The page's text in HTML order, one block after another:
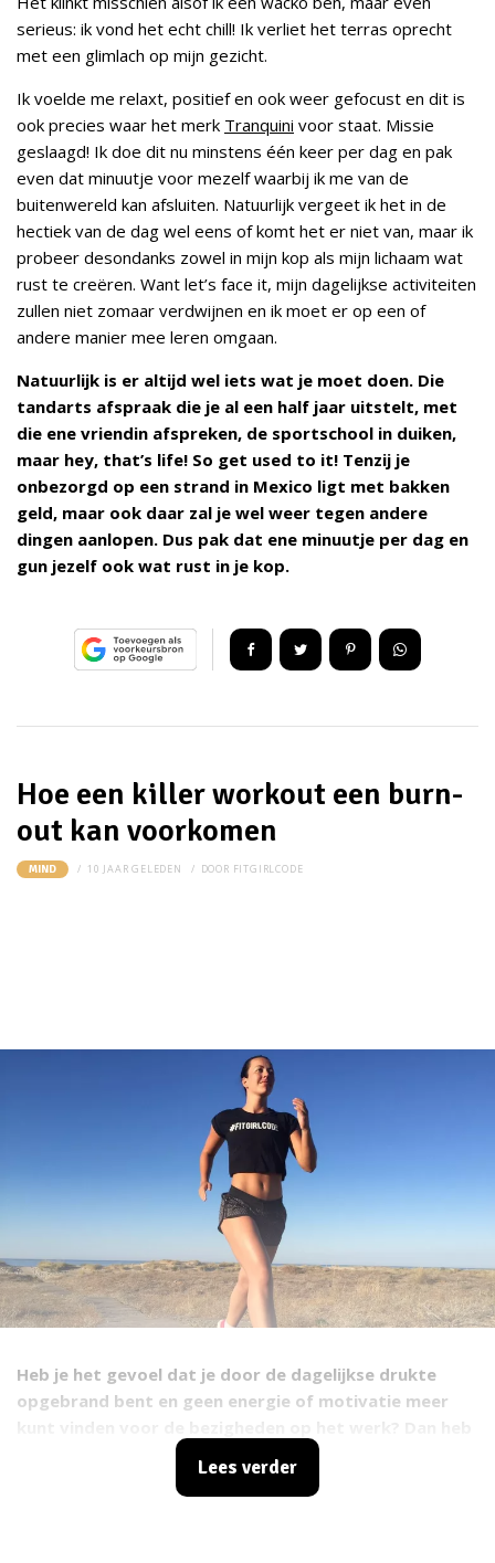
serieus: ik vond het echt chill! Ik verliet het terras oprecht
met een glimlach op mijn gezicht.
Ik voelde me relaxt, positief en ook weer gefocust en dit is
ook precies waar het merk Tranquini voor staat. Missie
geslaagd! Ik doe dit nu minstens één keer per dag en pak
even dat minuutje voor mezelf waarbij ik me van de
buitenwereld kan afsluiten. Natuurlijk vergeet ik het in de
hectiek van de dag wel eens of komt het er niet van, maar ik
probeer desondanks zowel in mijn kop als mijn lichaam wat
rust te creëren. Want let’s face it, mijn dagelijkse activiteiten
zullen niet zomaar verdwijnen en ik moet er op een of
andere manier mee leren omgaan.
Natuurlijk is er altijd wel iets wat je moet doen. Die
tandarts afspraak die je al een half jaar uitstelt, met
die ene vriendin afspreken, de sportschool in duiken,
maar hey, that’s life! So get used to it! Tenzij je
onbezorgd op een strand in Mexico ligt met bakken
geld, maar ook daar zal je wel weer tegen andere
dingen aanlopen. Dus pak dat ene minuutje per dag en
gun jezelf ook wat rust in je kop.
Hoe een killer workout een burn-
out kan voorkomen
MIND 10 JAAR GELEDEN DOOR FITGIRLCODE
Heb je het gevoel dat je door de dagelijkse drukte
opgebrand bent en geen energie of motivatie meer
jij misschien wel last van een burn-out. 13% van de
Nederlanders heeft last van burn-outklachten, en
Lees verder